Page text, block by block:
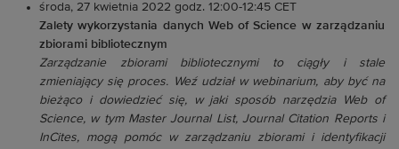
środa, 27 kwietnia 2022 godz. 12:00-12:45 CET
Zalety wykorzystania danych Web of Science w zarządzaniu
zbiorami bibliotecznym
Zarządzanie zbiorami bibliotecznymi to ciągły i stale
zmieniający się proces. Weź udział w webinarium, aby być na
bieżąco i dowiedzieć się, w jaki sposób narzędzia Web of
Science, w tym Master Journal List, Journal Citation Reports i
InCites, mogą pomóc w zarządzaniu zbiorami i identyfikacji